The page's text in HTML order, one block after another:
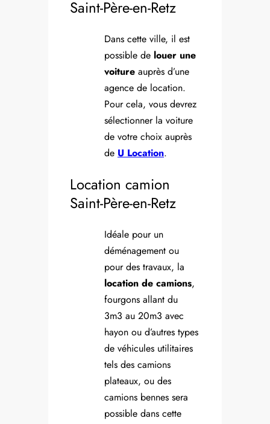
Saint-Père-en-Retz
Dans cette ville, il est
possible de louer une
voiture auprès d’une
agence de location.
Pour cela, vous devrez
sélectionner la voiture
de votre choix auprès
de U Location.
Location camion
Saint-Père-en-Retz
Idéale pour un
déménagement ou
pour des travaux, la
location de camions,
fourgons allant du
3m3 au 20m3 avec
hayon ou d’autres types
de véhicules utilitaires
tels des camions
plateaux, ou des
camions bennes sera
possible dans cette